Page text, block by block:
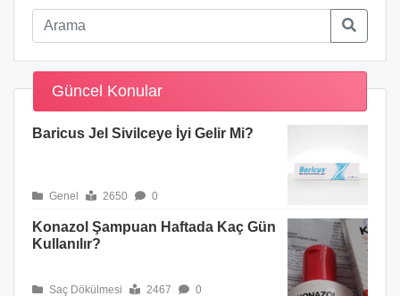
Güncel Konular
Baricus Jel Sivilceye İyi Gelir Mi?
Genel 2650 0
Konazol Şampuan Haftada Kaç Gün
Kullanılır?
Saç Dökülmesi 2467 0